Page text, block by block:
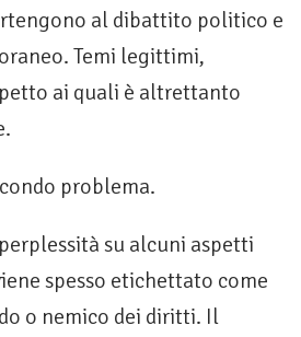
al dibattito politico e
Temi legittimi,
ai quali è altrettanto
problema.
su alcuni aspetti
spesso etichettato come
o nemico dei diritti. Il